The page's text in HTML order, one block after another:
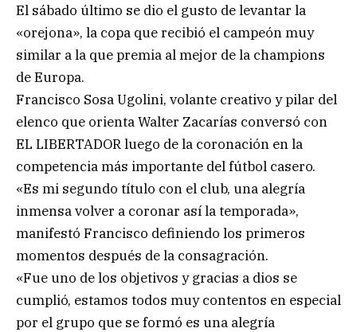
El sábado último se dio el gusto de levantar la
«orejona», la copa que recibió el campeón muy
similar a la que premia al mejor de la champions
de Europa.
Francisco Sosa Ugolini, volante creativo y pilar del
elenco que orienta Walter Zacarías conversó con
EL LIBERTADOR luego de la coronación en la
competencia más importante del fútbol casero.
«Es mi segundo título con el club, una alegría
inmensa volver a coronar así la temporada»,
manifestó Francisco definiendo los primeros
momentos después de la consagración.
«Fue uno de los objetivos y gracias a dios se
cumplió, estamos todos muy contentos en especial
por el grupo que se formó es una alegría